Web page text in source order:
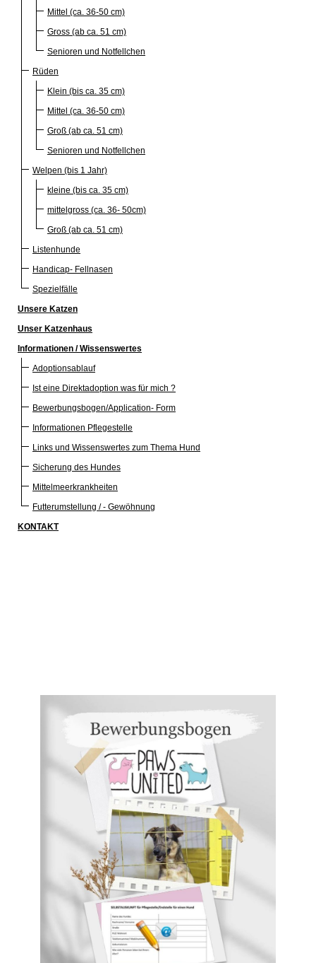
Mittel (ca. 36-50 cm)
Gross (ab ca. 51 cm)
Senioren und Notfellchen
Rüden
Klein (bis ca. 35 cm)
Mittel (ca. 36-50 cm)
Groß (ab ca. 51 cm)
Senioren und Notfellchen
Welpen (bis 1 Jahr)
kleine (bis ca. 35 cm)
mittelgross (ca. 36- 50cm)
Groß (ab ca. 51 cm)
Listenhunde
Handicap- Fellnasen
Spezielfälle
Unsere Katzen
Unser Katzenhaus
Informationen / Wissenswertes
Adoptionsablauf
Ist eine Direktadoption was für mich ?
Bewerbungsbogen/Application- Form
Informationen Pflegestelle
Links und Wissenswertes zum Thema Hund
Sicherung des Hundes
Mittelmeerkrankheiten
Futterumstellung / - Gewöhnung
KONTAKT